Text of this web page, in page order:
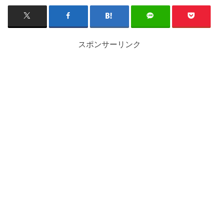
スポンサーリンク